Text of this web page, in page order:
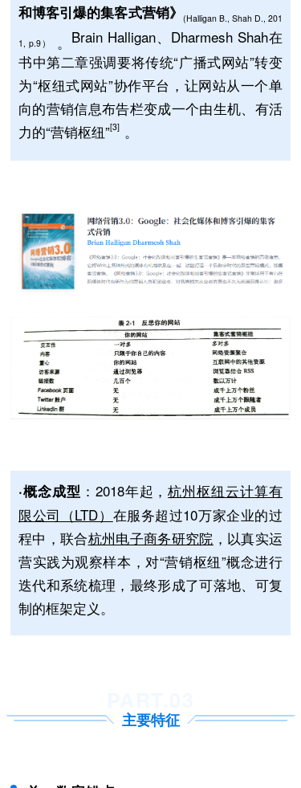
和博客引爆的集客式营销》 (Halligan B., Shah D., 201
1, p.9） 。 Brain Halligan、Dharmesh Shah在
书中第二章强调要将传统“广播式网站”转变
为“枢纽式网站”协作平台，让网站从一个单
向的营销信息布告栏变成一个由生机、有活
力的“营销枢纽”[3] 。
·概念成型 ：2018年起，杭州枢纽云计算有
限公司（LTD） 在服务超过10万家企业的过
程中，联合杭州电子商务研究院 ，以真实运
营实践为观察样本，对“营销枢纽”概念进行
迭代和系统梳理，最终形成了可落地、可复
制的框架定义。
主要特征